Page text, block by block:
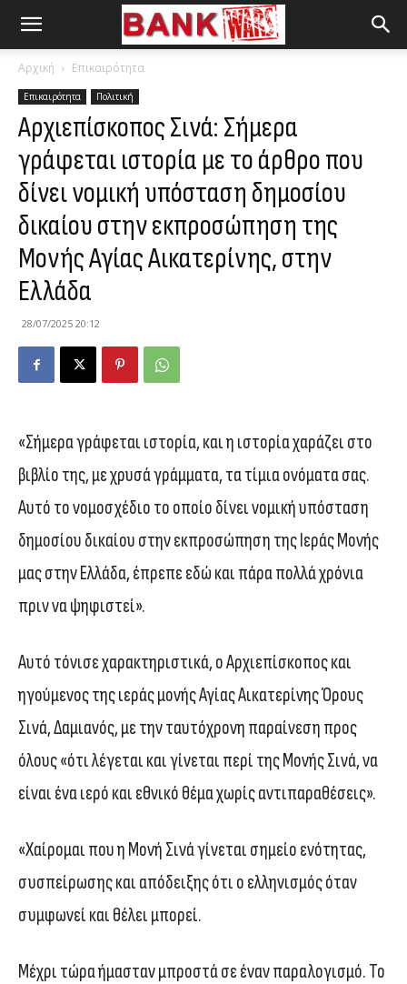
Αρχική Επικαιρότητα
Επικαιρότητα Πολιτική
Αρχιεπίσκοπος Σινά: Σήμερα
γράφεται ιστορία με το άρθρο που
δίνει νομική υπόσταση δημοσίου
δικαίου στην εκπροσώπηση της
Μονής Αγίας Αικατερίνης, στην
Ελλάδα
28/07/2025 20:12
«Σήμερα γράφεται ιστορία, και η ιστορία χαράζει στο
βιβλίο της, με χρυσά γράμματα, τα τίμια ονόματα σας.
Αυτό το νομοσχέδιο το οποίο δίνει νομική υπόσταση
δημοσίου δικαίου στην εκπροσώπηση της Ιεράς Μονής
μας στην Ελλάδα, έπρεπε εδώ και πάρα πολλά χρόνια
πριν να ψηφιστεί».
Αυτό τόνισε χαρακτηριστικά, ο Αρχιεπίσκοπος και
ηγούμενος της ιεράς μονής Αγίας Αικατερίνης Όρους
Σινά, Δαμιανός, με την ταυτόχρονη παραίνεση προς
όλους «ότι λέγεται και γίνεται περί της Μονής Σινά, να
είναι ένα ιερό και εθνικό θέμα χωρίς αντιπαραθέσεις».
«Χαίρομαι που η Μονή Σινά γίνεται σημείο ενότητας,
συσπείρωσης και απόδειξης ότι ο ελληνισμός όταν
συμφωνεί και θέλει μπορεί.
Μέχρι τώρα ήμασταν μπροστά σε έναν παραλογισμό. Το